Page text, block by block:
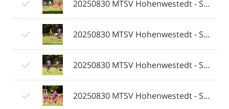
20250830 MTSV Hohenwestedt - SV Eichede © 2025 Olaf Wegerich_053.jpg
20250830 MTSV Hohenwestedt - SV Eichede © 2025 Olaf Wegerich_054.jpg
20250830 MTSV Hohenwestedt - SV Eichede © 2025 Olaf Wegerich_055.jpg
20250830 MTSV Hohenwestedt - SV Eichede © 2025 Olaf Wegerich_056.jpg